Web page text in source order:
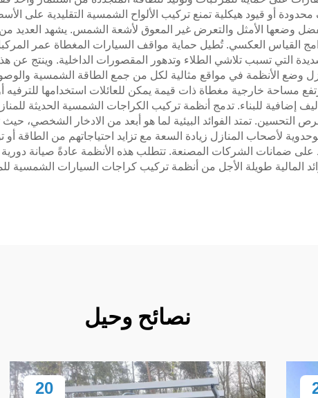
أو قيود هيكلية تمنع تركيب الألواح الشمسية التقليدية على
وضعها الأمثل والتعرض غير المعوق لأشعة الشمس. يشهد العديد من
القياس العكسي. تُطيل حماية مواقف السيارات المغطاة عمر
التي تسبب تلاشي الطلاء وتدهور المقصورات الداخلية. وينتج عن
وضع الأنظمة في مواقع مثالية لكل من جمع الطاقة الشمسية
مساحة خارجية مغطاة ذات قيمة يمكن للعائلات استخدامها
إضافية للبناء. تدمج أنظمة تركيب الكراجات الشمسية الحديثة
التحسين. تمتد الفوائد البيئية لما هو أبعد من الادخار الشخصي،
لأصحاب المنازل زيادة السعة مع تزايد احتياجاتهم من الطاقة أو
على ضمانات الشركات المصنعة. تتطلب هذه الأنظمة عادةً صيانة
المالية طويلة الأجل من أنظمة تركيب كراجات السيارات الشمسية
نصائح وحيل
20